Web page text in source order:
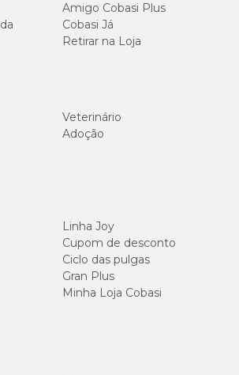
ou estorno, a solicitação deve ser realizada
de atendimento.
Amigo Cobasi Plus
Cobasi Já
Retirar na Loja
Veterinário
Adoção
Linha Joy
Cupom de desconto
Ciclo das pulgas
Gran Plus
Minha Loja Cobasi